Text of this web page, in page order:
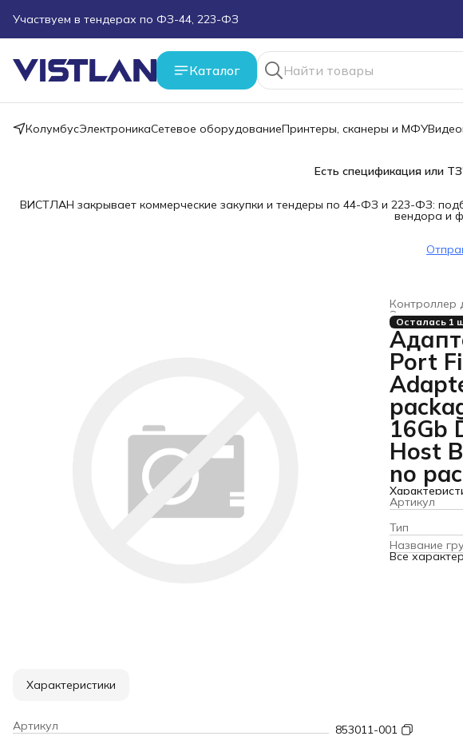
Поможем подобрать оборудование под ТЗ
Пуско-наладочные работы
Более 100 000 позиций в наличии и под заказ
Каталог
КолумбусЭлектроникаСетевое оборудованиеПринтеры, сканеры и МФУ
Есть спецификация или
ВИСТЛАН закрывает коммерческие закупки и тендеры по 44-ФЗ и 223-ФЗ:
вендора и
Контроллер
Электроника
Главная ›
Осталась 1
Port
16Gb
Host
no
Артикул
Тип
Название
Все
Характеристики
Артикул
853011-001